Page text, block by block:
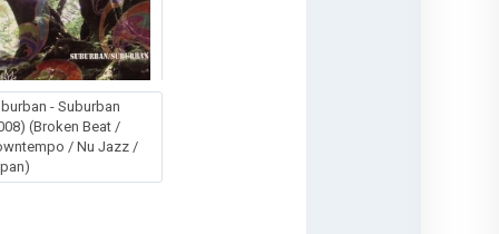
- Suburban
(Broken Beat /
/ Nu Jazz /